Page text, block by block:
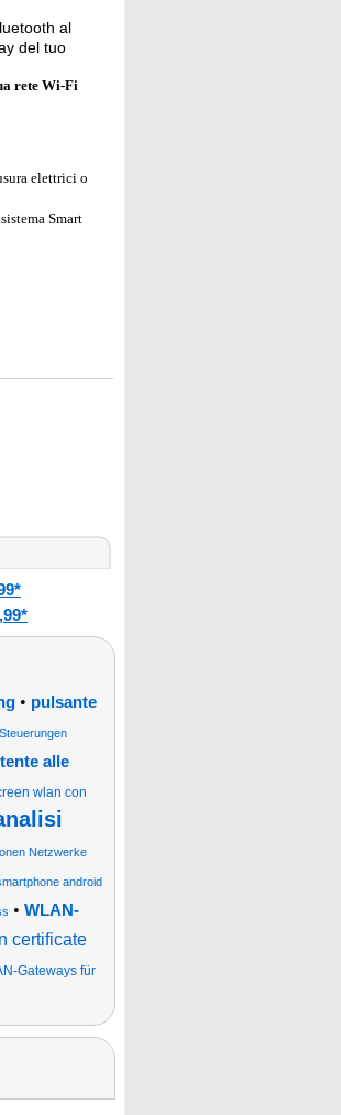
al
del tuo
rete Wi-Fi
elettrici o
Smart
• pulsante
alle
wlan con
Netzwerke
android
• WLAN-
certificate
Gateways für